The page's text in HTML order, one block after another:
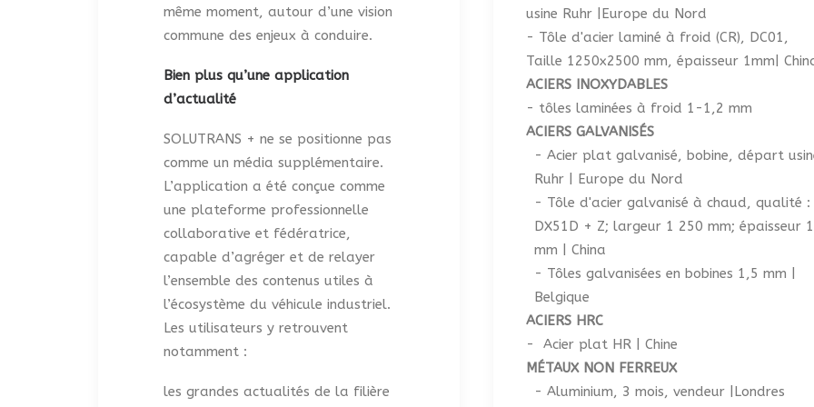
même moment, autour d’une vision
commune des enjeux à conduire.
Bien plus qu’une application
d’actualité
SOLUTRANS + ne se positionne pas
comme un média supplémentaire.
L’application a été conçue comme
une plateforme professionnelle
collaborative et fédératrice,
capable d’agréger et de relayer
l’ensemble des contenus utiles à
l’écosystème du véhicule industriel.
Les utilisateurs y retrouvent
notamment :
les grandes actualités de la filière
usine Ruhr |Europe du Nord
- Tôle d'acier laminé à froid (CR), DC01,
Taille 1250x2500 mm, épaisseur 1mm|
ACIERS INOXYDABLES
- tôles laminées à froid 1-1,2 mm
ACIERS GALVANISÉS
- Acier plat galvanisé, bobine, départ
Ruhr | Europe du Nord
- Tôle d'acier galvanisé à chaud, qualité :
DX51D + Z; largeur 1 250 mm; épaisseur 1
mm | China
- Tôles galvanisées en bobines 1,5 mm |
Belgique
ACIERS HRC
- Acier plat HR | Chine
MÉTAUX NON FERREUX
- Aluminium, 3 mois, vendeur |Londres